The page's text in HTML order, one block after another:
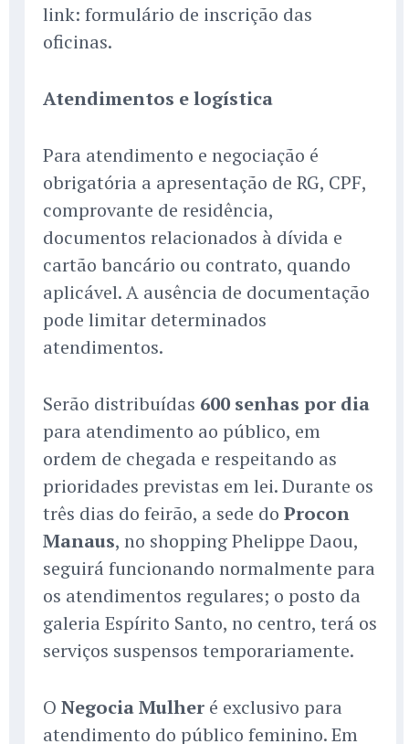
link: formulário de inscrição das
oficinas.
Atendimentos e logística
Para atendimento e negociação é
obrigatória a apresentação de RG, CPF,
comprovante de residência,
documentos relacionados à dívida e
cartão bancário ou contrato, quando
aplicável. A ausência de documentação
pode limitar determinados
atendimentos.
Serão distribuídas 600 senhas por dia
para atendimento ao público, em
ordem de chegada e respeitando as
prioridades previstas em lei. Durante os
três dias do feirão, a sede do Procon
Manaus, no shopping Phelippe Daou,
seguirá funcionando normalmente para
os atendimentos regulares; o posto da
galeria Espírito Santo, no centro, terá os
serviços suspensos temporariamente.
O Negocia Mulher é exclusivo para
atendimento do público feminino. Em